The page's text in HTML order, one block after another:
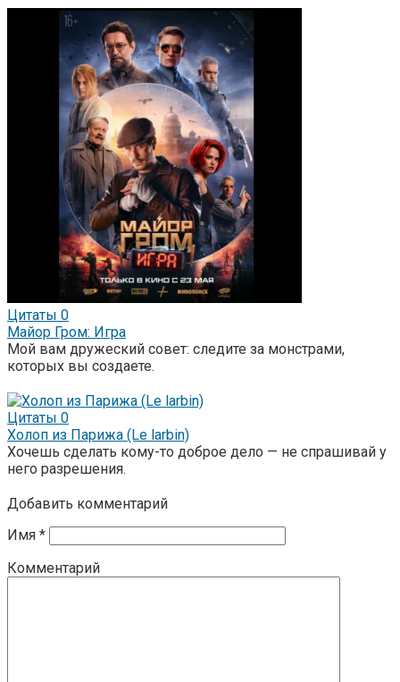
Цитаты 0
Майор Гром: Игра
Мой вам дружеский совет: следите за монстрами,
которых вы создаете.
Цитаты 0
Холоп из Парижа (Le larbin)
Хочешь сделать кому-то доброе дело — не спрашивай у
него разрешения.
Добавить комментарий
Имя *
Комментарий